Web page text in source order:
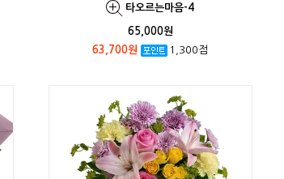
타오르는마음-4
65,000원
63,700원
1,300점